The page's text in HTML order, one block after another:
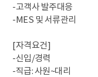
-고객사 발주대응
-MES 및 서류관리
[자격요건]
-신입/경력
-직급: 사원~대리